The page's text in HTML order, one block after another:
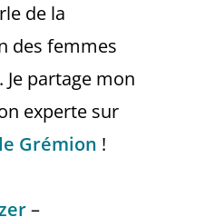
de la
des femmes
Je partage mon
experte sur
Grémion !
–